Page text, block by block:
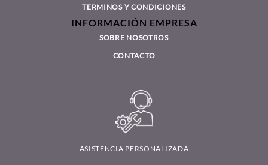
TERMINOS Y CONDICIONES
INFORMACIÓN EMPRESA
SOBRE NOSOTROS
CONTACTO
ASISTENCIA PERSONALIZADA